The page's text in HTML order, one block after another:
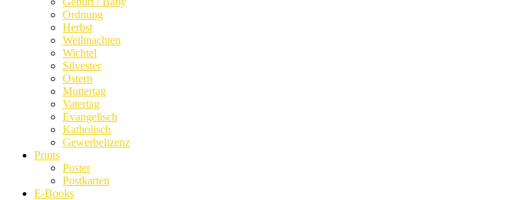
Ordnung
Herbst
Weihnachten
Wichtel
Silvester
Ostern
Muttertag
Vatertag
Evangelisch
Katholisch
Gewerbelizenz
Prints
Poster
Postkarten
E-Books